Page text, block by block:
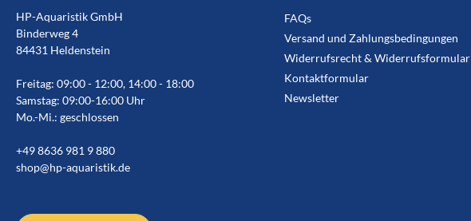
HP-Aquaristik GmbH
Binderweg 4
84431 Heldenstein
Freitag: 09:00 - 12:00, 14:00 - 18:00
Samstag: 09:00-16:00 Uhr
Mo.-Mi.: geschlossen
+49 8636 981 9 880
shop@hp-aquaristik.de
FAQs
Versand und Zahlungsbedingungen
Widerrufsrecht & Widerrufsformular
Kontaktformular
Newsletter